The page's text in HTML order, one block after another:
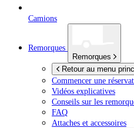
Camions
Remorques
Remorques
Retour au menu
Commencer une
Vidéos explicatives
Conseils sur les
FAQ
Attaches et accessoires